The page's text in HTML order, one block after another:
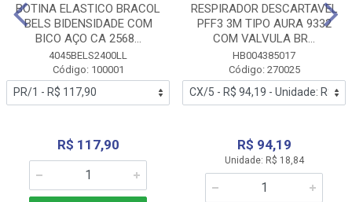
BOTINA ELASTICO BRACOL
BELS BIDENSIDADE COM
BICO AÇO CA 2568...
4045BELS2400LL
Código: 100001
R$ 117,90
RESPIRADOR DESCARTAVEL
PFF3 3M TIPO AURA 9332
COM VALVULA BR...
HB004385017
Código: 270025
R$ 94,19
Unidade: R$ 18,84